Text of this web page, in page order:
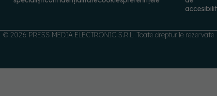
© 2026 PRESS MEDIA ELECTRONIC S.R.L. Toate drepturile rezervate